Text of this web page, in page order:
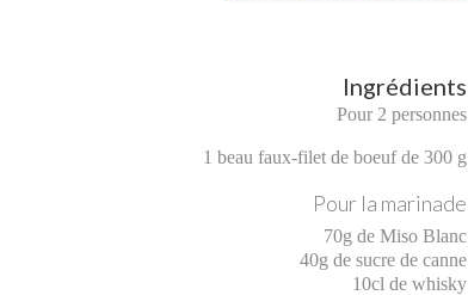
Ingrédients
Pour 2 personnes
1 beau faux-filet de boeuf de 300 g
Pour la marinade
70g de Miso Blanc
40g de sucre de canne
10cl de whisky